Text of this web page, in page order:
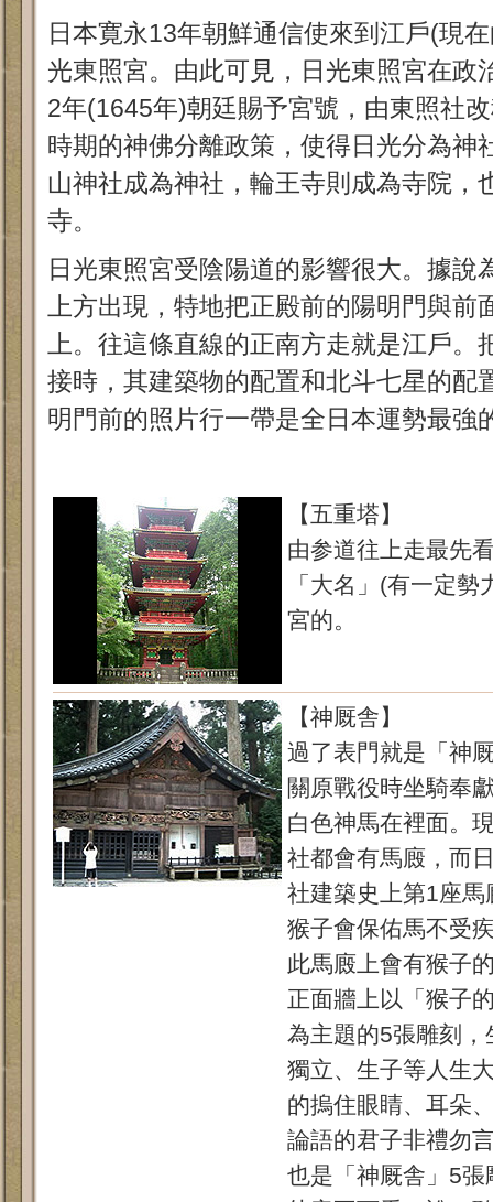
日本寛永13年朝鮮通信使來到江戶(現
光東照宮。由此可見，日光東照宮在政
2年(1645年)朝廷賜予宮號，由東照社
時期的神佛分離政策，使得日光分為神
山神社成為神社，輪王寺則成為寺院，
寺。
日光東照宮受陰陽道的影響很大。據說
上方出現，特地把正殿前的陽明門與
上。往這條直線的正南方走就是江戶
接時，其建築物的配置和北斗七星的配
明門前的照片行一帶是全日本運勢最強
【五重塔】
由参道往上走最先
「大名」(有一定
宮的。
【神厩舎】
過了表門就是「神
關原戰役時坐騎奉
白色神馬在裡面。
社都會有馬廄，而
社建築史上第1座馬
猴子會保佑馬不受
此馬廄上會有猴子
正面牆上以「猴子
為主題的5張雕刻
獨立、生子等人生
的摀住眼睛、耳朵
論語的君子非禮勿
也是「神厩舎」5